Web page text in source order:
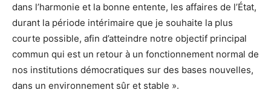
dans l’harmonie et la bonne entente, les affaires de l’État,
durant la période intérimaire que je souhaite la plus
courte possible, afin d’atteindre notre objectif principal
commun qui est un retour à un fonctionnement normal de
nos institutions démocratiques sur des bases nouvelles,
dans un environnement sûr et stable ».